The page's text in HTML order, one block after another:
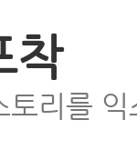
착
토리를